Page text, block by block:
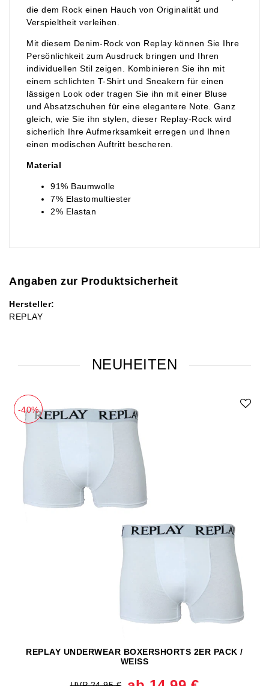
die dem Rock einen Hauch von Originalität und
Verspieltheit verleihen.
Mit diesem Denim-Rock von Replay können Sie Ihre
Persönlichkeit zum Ausdruck bringen und Ihren
individuellen Stil zeigen. Kombinieren Sie ihn mit
einem schlichten T-Shirt und Sneakern für einen
lässigen Look oder tragen Sie ihn mit einer Bluse
und Absatzschuhen für eine elegantere Note. Ganz
gleich, wie Sie ihn stylen, dieser Replay-Rock wird
sicherlich Ihre Aufmerksamkeit erregen und Ihnen
einen modischen Auftritt bescheren.
Material
91% Baumwolle
7% Elastomultiester
2% Elastan
Angaben zur Produktsicherheit
Hersteller:
REPLAY
NEUHEITEN
-40%
REPLAY UNDERWEAR BOXERSHORTS 2ER PACK /
WEISS